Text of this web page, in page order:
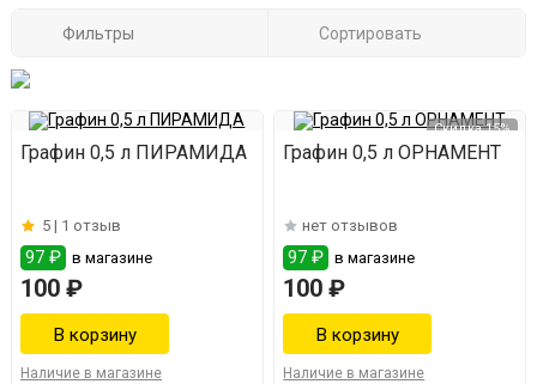
Фильтры Сортировать
Графин 0,5 л ПИРАМИДА
5 | 1 отзыв
97 ₽ в магазине
100 ₽
Наличие в магазине
Скидка 15%
Графин 0,5 л ОРНАМЕНТ
нет отзывов
97 ₽ в магазине
100 ₽
Наличие в магазине